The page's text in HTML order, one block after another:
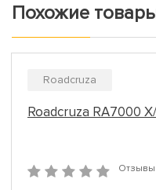
Похожие
Roadcruza
Roadcruza RA7000 X/
Отзывы